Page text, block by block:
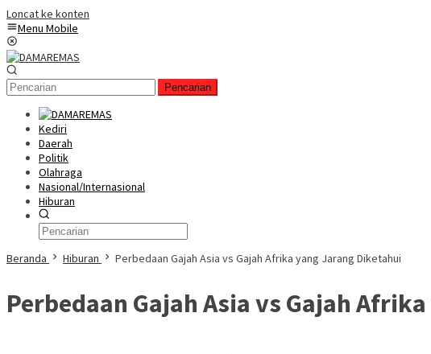
Loncat ke konten
Menu Mobile
Pencarian
Kediri
Daerah
Politik
Olahraga
Nasional/Internasional
Hiburan
Beranda Hiburan Perbedaan Gajah Asia vs Gajah Afrika yang Jarang Diketahui
Perbedaan Gajah Asia vs Gajah